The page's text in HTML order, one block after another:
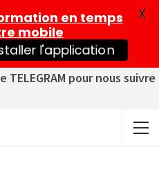
pour nous suivre
en temps
mobile
l'application
X